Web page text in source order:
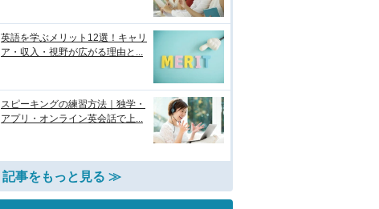
英語を学ぶメリット12選！キャリ
ア・収入・視野が広がる理由と...
スピーキングの練習方法｜独学・
アプリ・オンライン英会話で上...
記事をもっと見る ≫